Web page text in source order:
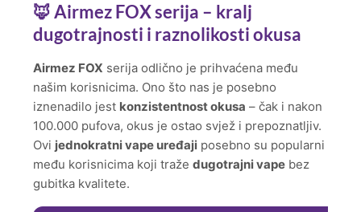
🦊 Airmez FOX serija – kralj
dugotrajnosti i raznolikosti okusa
Airmez FOX serija odlično je prihvaćena među
našim korisnicima. Ono što nas je posebno
iznenadilo jest konzistentnost okusa – čak i nakon
100.000 pufova, okus je ostao svjež i prepoznatljiv.
Ovi jednokratni vape uređaji posebno su popularni
među korisnicima koji traže dugotrajni vape bez
gubitka kvalitete.